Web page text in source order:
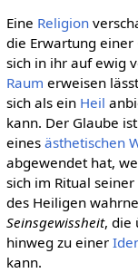
Eine Religion
die Erwartung einer
sich in ihr auf ewig
Raum erweisen
sich als ein Heil
kann. Der Glaube
eines ästhetischen
abgewendet hat,
sich im Ritual
des Heiligen
Seinsgewissheit, die
hinweg zu einer
kann.